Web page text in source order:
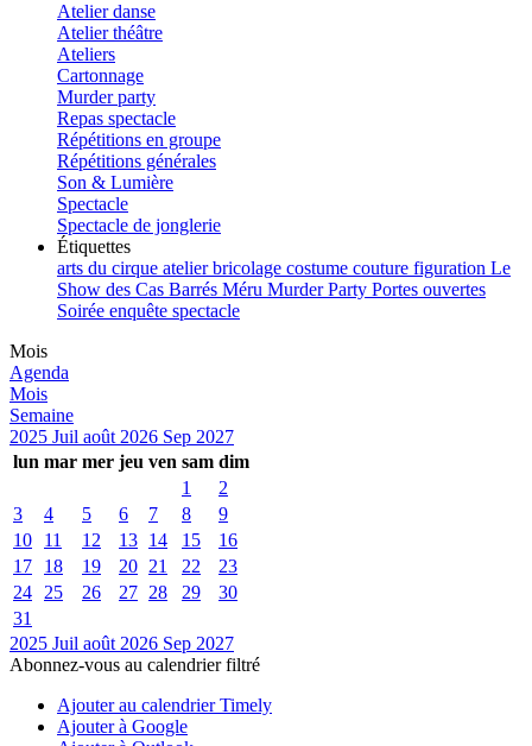
Atelier danse
Atelier théâtre
Ateliers
Cartonnage
Murder party
Repas spectacle
Répétitions en groupe
Répétitions générales
Son & Lumière
Spectacle
Spectacle de jonglerie
Étiquettes
arts du cirque atelierbricolage costume couture figuration Le
Show des Cas Barrés Méru Murder Party Portes ouvertes
Soirée enquête spectacle
Mois
Agenda
Mois
Semaine
2025 Juil août 2026 Sep 2027
lun mar mer jeu ven sam dim
1
2
3
4 5 6 7 8
9
10
11 12 13 14 15
16
17
18 19 20 21 22
23
24
25 26 27 28 29
30
31
2025 Juil août 2026 Sep 2027
Abonnez-vous au calendrier filtré
Ajouter au calendrier Timely
Ajouter à Google